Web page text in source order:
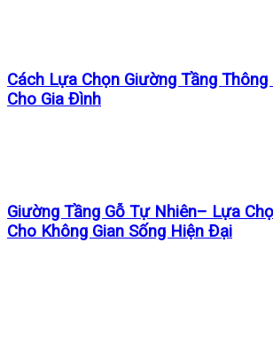
Cách Lựa Chọn Giường Tầng
Cho Gia Đình
Giường Tầng Gỗ Tự Nhiên– Lựa
Cho Không Gian Sống Hiện Đại